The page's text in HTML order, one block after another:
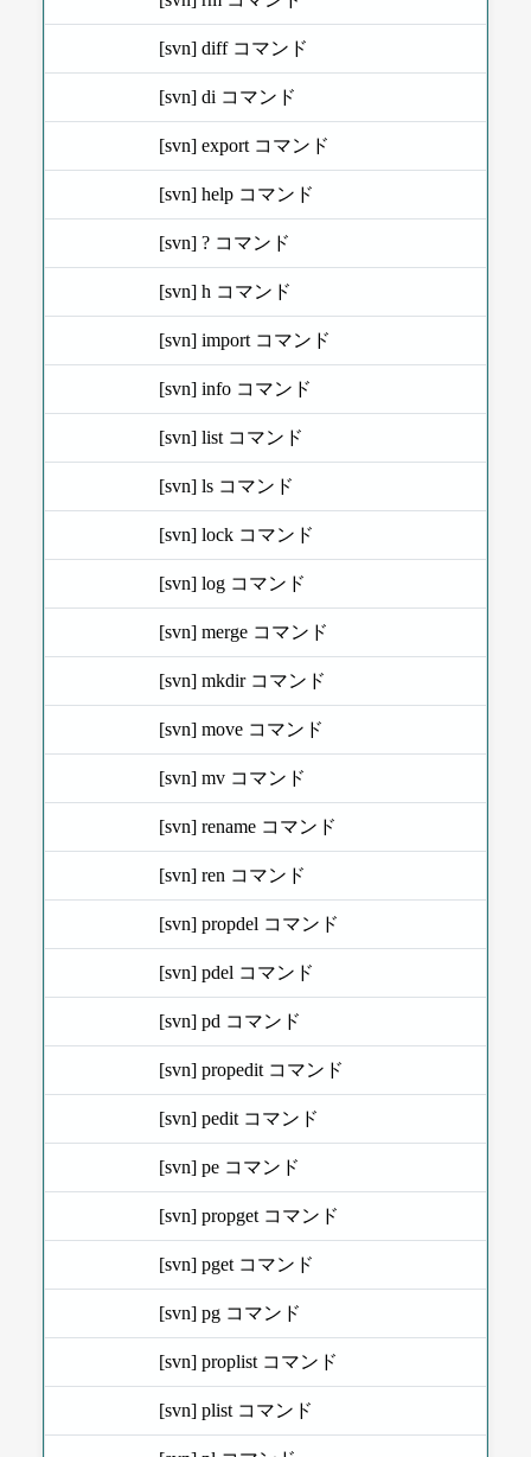
[svn] diff コマンド
[svn] di コマンド
[svn] export コマンド
[svn] help コマンド
[svn] ? コマンド
[svn] h コマンド
[svn] import コマンド
[svn] info コマンド
[svn] list コマンド
[svn] ls コマンド
[svn] lock コマンド
[svn] log コマンド
[svn] merge コマンド
[svn] mkdir コマンド
[svn] move コマンド
[svn] mv コマンド
[svn] rename コマンド
[svn] ren コマンド
[svn] propdel コマンド
[svn] pdel コマンド
[svn] pd コマンド
[svn] propedit コマンド
[svn] pedit コマンド
[svn] pe コマンド
[svn] propget コマンド
[svn] pget コマンド
[svn] pg コマンド
[svn] proplist コマンド
[svn] plist コマンド